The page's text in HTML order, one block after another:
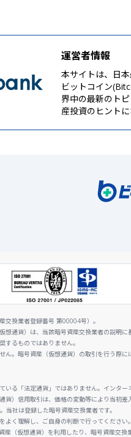
運営者情報
本サイトは、日
ビットコイン
界中の最新のト
産投資のヒント
交換業者登録番号 第00004号）。
通貨）は、当該暗号資産交換業者の説明
るものではありません。
。暗号資産（仮想通貨）の取引を行う際に
る「法定通貨」ではありません。インター
）信用取引は、価格の変動等により当初
当社は登録した暗号資産交換業者です。
く理解し、ご自身の判断で行ってください。
（仮想通貨）を利用したり、暗号資産交換